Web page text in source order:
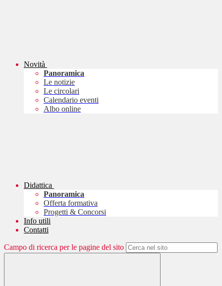
Novità
Panoramica
Le notizie
Le circolari
Calendario eventi
Albo online
Didattica
Panoramica
Offerta formativa
Progetti & Concorsi
Info utili
Contatti
Campo di ricerca per le pagine del sito